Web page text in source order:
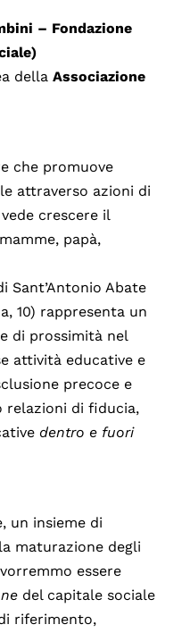
– Fondazione
della Associazione
che promuove
attraverso azioni di
crescere il
papà,
Sant’Antonio Abate
10) rappresenta un
di prossimità nel
attività educative e
precoce e
di fiducia,
dentro e fuori
un insieme di
maturazione degli
essere
del capitale sociale
riferimento,